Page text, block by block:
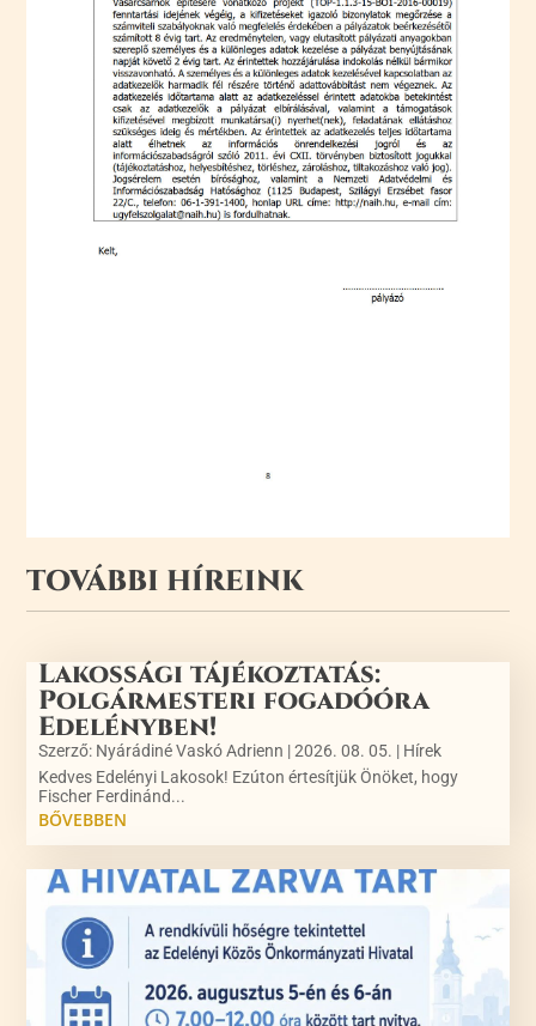
TOVÁBBI HÍREINK
Lakossági tájékoztatás:
Polgármesteri fogadóóra
Edelényben!
Szerző: Nyárádiné Vaskó Adrienn |2026. 08. 05. | Hírek
Kedves Edelényi Lakosok! Ezúton értesítjük Önöket, hogy
Fischer Ferdinánd...
BŐVEBBEN